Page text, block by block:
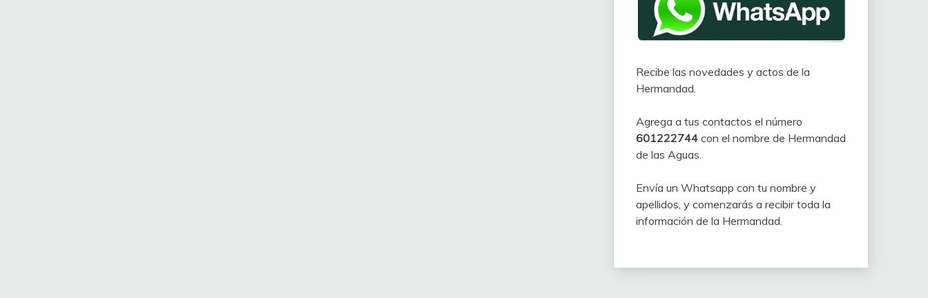
Recibe las novedades y actos de la
Hermandad.
Agrega a tus contactos el número
601222744con el nombre de Hermandad
de las Aguas.
Envía un Whatsapp con tu nombre y
apellidos, y comenzarás a recibir toda la
información de la Hermandad.